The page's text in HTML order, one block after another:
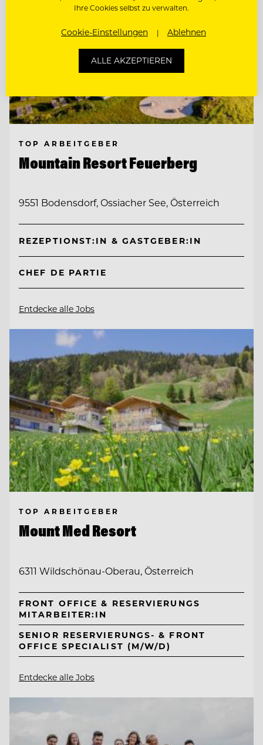
TOP ARBEITGEBER
Mountain Resort Feuerberg
9551 Bodensdorf, Ossiacher See, Österreich
REZEPTIONST:IN & GASTGEBER:IN
CHEF DE PARTIE
Entdecke alle Jobs
TOP ARBEITGEBER
Mount Med Resort
6311 Wildschönau-Oberau, Österreich
FRONT OFFICE & RESERVIERUNGS
MITARBEITER:IN
SENIOR RESERVIERUNGS- & FRONT
OFFICE SPECIALIST (M/W/D)
Entdecke alle Jobs
Ihre Cookies selbst zu verwalten.
Cookie-Einstellungen Ablehnen
ALLE AKZEPTIEREN